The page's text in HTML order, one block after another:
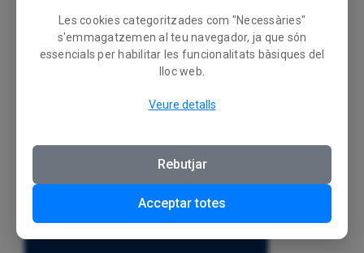
Infantil Femení
Les cookies categoritzades com "Necessàries"
s'emmagatzemen al teu navegador, ja que són
essencials per habilitar les funcionalitats bàsiques del
lloc web.
Veure detalls
Rebutjar
Acceptar totes